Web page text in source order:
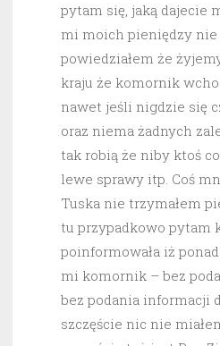
pytam się, jaką dajecie
mi moich pieniędzy nie
powiedziałem że
kraju że komornik
nawet jeśli nigdzie się
oraz niema żadnych
tak robią że niby ktoś
lewe sprawy itp. Coś
Tuska nie trzymałem
tu przypadkowo pytam
poinformowała iż ponad
mi komornik – bez
bez podania informacji
szczęście nic nie